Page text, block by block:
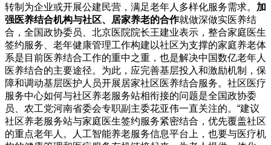
转制为企业或开展公建民营，满足老年人多样化服务需求。 加
强医养结合机构与社区、居家养老的合作就做深做实医养结
合，全国政协委员、北京医院院长王建业表示，整合家庭医生
签约服务、老年健康管理工作构建以社区为支撑的家庭养老体
系是目前医养结合工作的重中之重，也是解决中国数亿老年人
医养结合的主要途径。为此，应完善基层投入和激励机制，保
障和调动基层医护人员开展居家社区医养结合服务。社区医疗
服务中心如何与社区养老服务站相衔接的问题是全国政协委
员、农工党河南省委会专职副主委花亚伟一直关注的。“建议
社区养老服务站与家庭医生签约服务紧密结合，优先覆盖社区
的重点老年人。人工智能养老服务信息平台上，也要与医疗机